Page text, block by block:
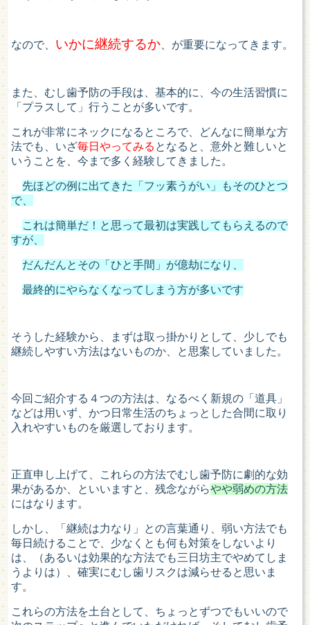
なので、 いかに継続するか 、が重要になってきます。
また、むし歯予防の手段は、基本的に、今の生活習慣に
「プラスして」行うことが多いです。
これが非常にネックになるところで、どんなに簡単な方
法でも、いざ毎日やってみる となると、意外と難しいと
いうことを、今まで多く経験してきました。
先ほどの例に出てきた「フッ素うがい」もそのひとつ
で、
これは簡単だ！と思って最初は実践してもらえるので
すが、
だんだんとその「ひと手間」が億劫になり、
最終的にやらなくなってしまう方が多いです
そうした経験から、まずは取っ掛かりとして、少しでも
継続しやすい方法はないものか、と思案していました。
今回ご紹介する４つの方法は、なるべく新規の「道具」
などは用いず、かつ日常生活のちょっとした合間に取り
入れやすいものを厳選しております。
正直申し上げて、これらの方法でむし歯予防に劇的な効
果があるか、といいますと、残念ながらやや弱めの方法
にはなります。
しかし、「継続は力なり」との言葉通り、弱い方法でも
毎日続けることで、少なくとも何も対策をしないより
は、（あるいは効果的な方法でも三日坊主でやめてしま
うよりは）、確実にむし歯リスクは減らせると思いま
す。
これらの方法を土台として、ちょっとずつでもいいので